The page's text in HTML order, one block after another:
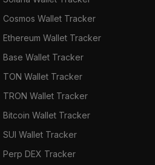
Cosmos Wallet Tracker
Ethereum Wallet Tracker
Base Wallet Tracker
TON Wallet Tracker
TRON Wallet Tracker
Bitcoin Wallet Tracker
SUI Wallet Tracker
Perp DEX Tracker